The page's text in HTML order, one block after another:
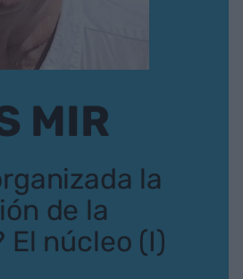
MIR
la
de la
El núcleo (I)